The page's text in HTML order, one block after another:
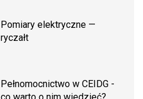
Pomiary elektryczne —
ryczałt
Pełnomocnictwo w CEIDG -